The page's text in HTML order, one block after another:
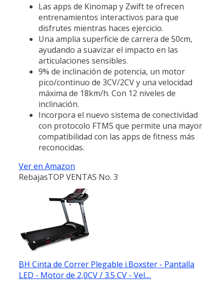
Las apps de Kinomap y Zwift te ofrecen
entrenamientos interactivos para que
disfrutes mientras haces ejercicio.
Una amplia superficie de carrera de 50cm,
ayudando a suavizar el impacto en las
articulaciones sensibles.
9% de inclinación de potencia, un motor
pico/continuo de 3CV/2CV y una velocidad
máxima de 18km/h. Con 12 niveles de
inclinación.
Incorpora el nuevo sistema de conectividad
con protocolo FTMS que permite una mayor
compatibilidad con las apps de fitness más
reconocidas.
Ver en Amazon
RebajasTOP VENTAS No. 3
BH Cinta de Correr Plegable i.Boxster - Pantalla
LED - Motor de 2,0CV / 3.5 CV - Vel....